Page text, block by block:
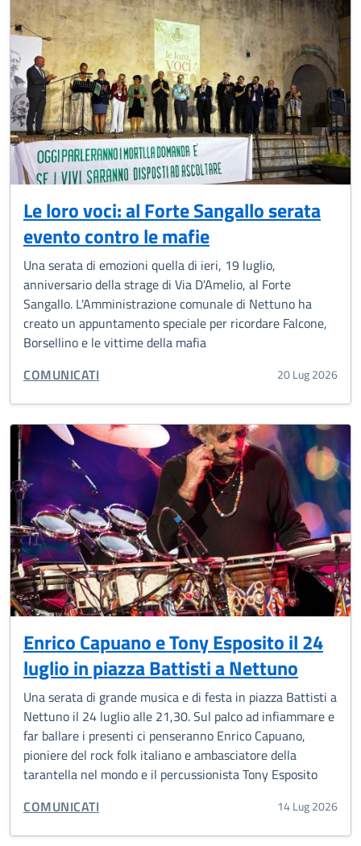
Le loro voci: al Forte Sangallo serata
evento contro le mafie
Una serata di emozioni quella di ieri, 19 luglio,
anniversario della strage di Via D'Amelio, al Forte
Sangallo. L'Amministrazione comunale di Nettuno ha
creato un appuntamento speciale per ricordare Falcone,
Borsellino e le vittime della mafia
CATEGORIA CORRELATA:
COMUNICATI 20 Lug 2026
Enrico Capuano e Tony Esposito il 24
luglio in piazza Battisti a Nettuno
Una serata di grande musica e di festa in piazza Battisti a
Nettuno il 24 luglio alle 21,30. Sul palco ad infiammare e
far ballare i presenti ci penseranno Enrico Capuano,
pioniere del rock folk italiano e ambasciatore della
tarantella nel mondo e il percussionista Tony Esposito
CATEGORIA CORRELATA:
COMUNICATI 14 Lug 2026